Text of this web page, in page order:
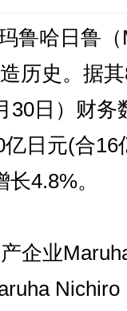
鲁哈日鲁
历史。据
30日）财务
日元(合
4.8%。
业